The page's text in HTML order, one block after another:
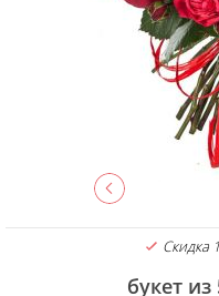
Скидка
букет